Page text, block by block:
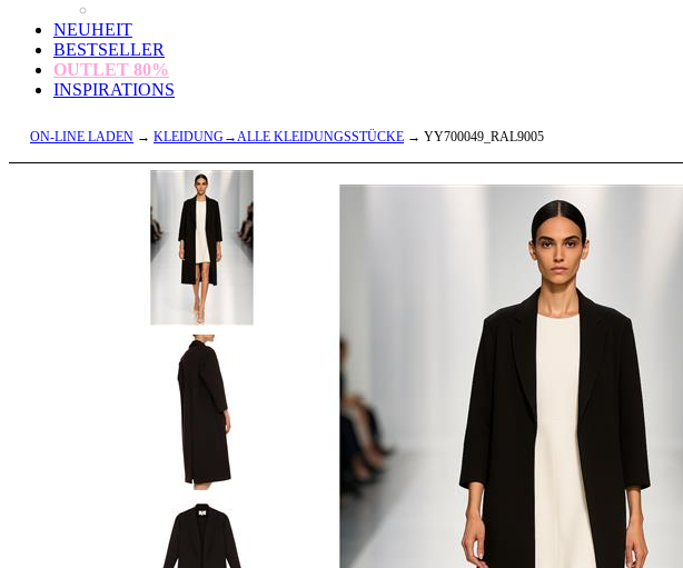
NEUHEIT
BESTSELLER
OUTLET 80%
INSPIRATIONS
ON-LINE LADEN → KLEIDUNG→ALLE KLEIDUNGSSTÜCKE → YY700049_RAL9005